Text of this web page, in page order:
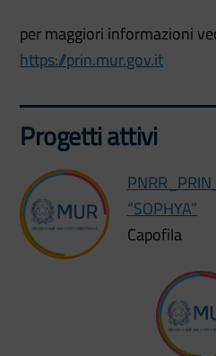
per maggiori informazioni
https://prin.mur.gov.it
Progetti attivi
“SOPHYA”
Capofila